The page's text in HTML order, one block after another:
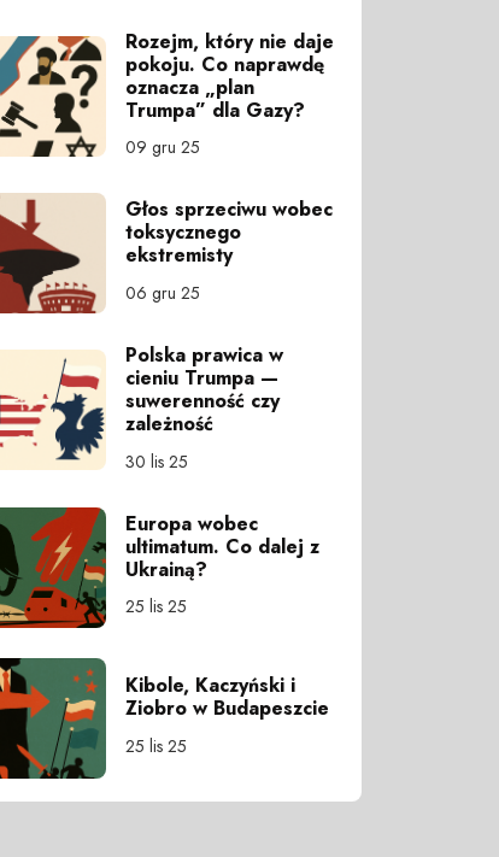
Rozejm, który nie daje
pokoju. Co naprawdę
oznacza „plan
Trumpa” dla Gazy?
09 gru 25
Głos sprzeciwu wobec
toksycznego
ekstremisty
06 gru 25
Polska prawica w
cieniu Trumpa —
suwerenność czy
zależność
30 lis 25
Europa wobec
ultimatum. Co dalej z
Ukrainą?
25 lis 25
Kibole, Kaczyński i
Ziobro w Budapeszcie
25 lis 25